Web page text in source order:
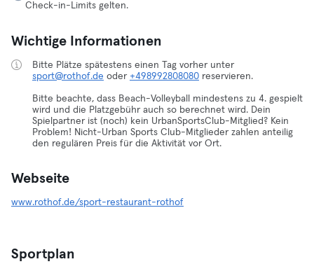
Check-in-Limits gelten.
Wichtige Informationen
Bitte Plätze spätestens einen Tag vorher unter
sport@rothof.de oder +498992808080 reservieren.
Bitte beachte, dass Beach-Volleyball mindestens zu 4. gespielt
wird und die Platzgebühr auch so berechnet wird. Dein
Spielpartner ist (noch) kein UrbanSportsClub-Mitglied? Kein
Problem! Nicht-Urban Sports Club-Mitglieder zahlen anteilig
den regulären Preis für die Aktivität vor Ort.
Webseite
www.rothof.de/sport-restaurant-rothof
Sportplan